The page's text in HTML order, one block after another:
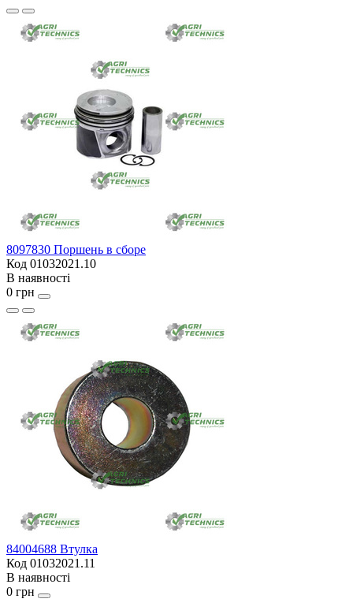
8097830 Поршень в сборе
Код 01032021.10
В наявності
0 грн
84004688 Втулка
Код 01032021.11
В наявності
0 грн